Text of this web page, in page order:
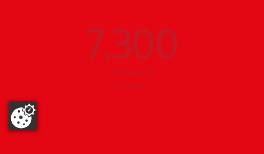
7.300
Zufriedene
Kunden